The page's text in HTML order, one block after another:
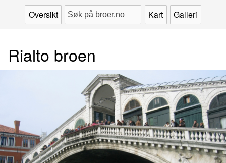
Oversikt Kart Galleri
Rialto broen